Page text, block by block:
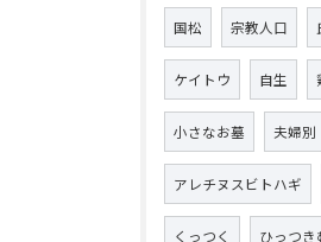
国松 宗教人口
ケイトウ 自生
小さなお墓 夫婦別
アレチヌスビトハギ
くっつく ひっつき